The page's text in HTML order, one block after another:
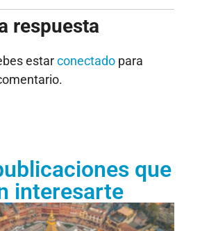
respuesta
estarconectado para
que
interesarte